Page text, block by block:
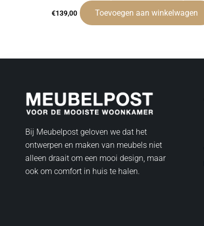
€139,00 Toevoegen aan winkelwagen
Bij Meubelpost geloven we dat het
ontwerpen en maken van meubels niet
alleen draait om een mooi design, maar
ook om comfort in huis te halen.